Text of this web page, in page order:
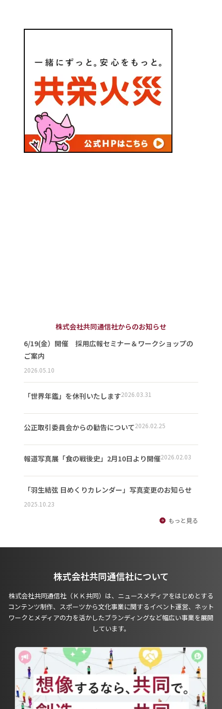
株式会社共同通信社からのお知らせ
6/19(金）開催 採用広報セミナー＆ワークショップの
ご案内
2026.05.10
「世界年鑑」を休刊いたします2026.03.31
公正取引委員会からの勧告について2026.02.25
報道写真展「食の戦後史」2月10日より開催2026.02.03
「羽生結弦 日めくりカレンダー」写真変更のお知らせ
2025.10.23
もっと見る
株式会社共同通信社について
株式会社共同通信社（ＫＫ共同）は、ニュースメディアをはじめとする
コンテンツ制作、スポーツから文化事業に関するイベント運営、ネット
ワークとメディアの力を活かしたブランディングなど幅広い事業を展開
しています。